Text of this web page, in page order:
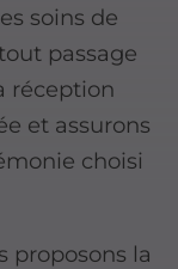
soins de
passage
réception
et assurons
choisi
proposons la